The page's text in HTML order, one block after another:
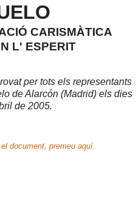
CARISMÀTICA
L' ESPERIT
per tots els representants
de Alarcón (Madrid) els dies
de 2005.
document, premeu aquí.